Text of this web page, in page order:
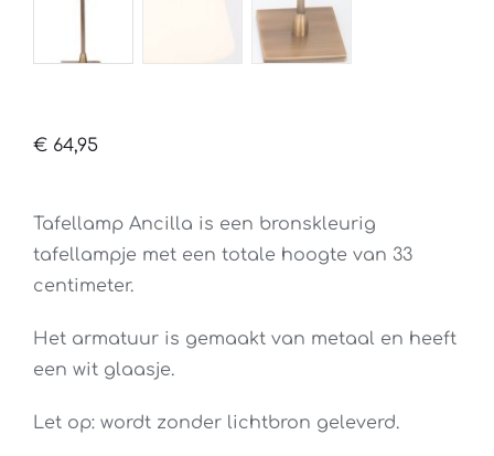
€ 64,95
Tafellamp Ancilla is een bronskleurig
tafellampje met een totale hoogte van 33
centimeter.
Het armatuur is gemaakt van metaal en heeft
een wit glaasje.
Let op: wordt zonder lichtbron geleverd.